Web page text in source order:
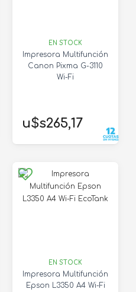
EN STOCK
Impresora Multifunción
Canon Pixma G-3110
Wi-Fi
u$s265,17
EN STOCK
Impresora Multifunción
Epson L3350 A4 Wi-Fi